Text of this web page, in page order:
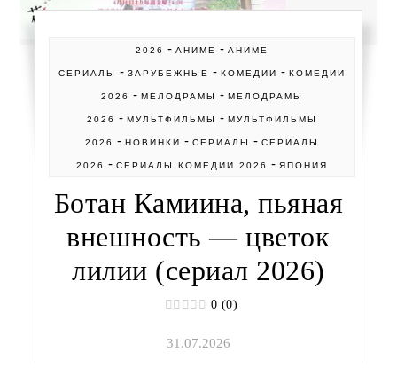
2026 -АНИМЕ -АНИМЕ
СЕРИАЛЫ -ЗАРУБЕЖНЫЕ -КОМЕДИИ -КОМЕДИИ
2026 -МЕЛОДРАМЫ -МЕЛОДРАМЫ
2026 -МУЛЬТФИЛЬМЫ -МУЛЬТФИЛЬМЫ
2026 -НОВИНКИ -СЕРИАЛЫ -СЕРИАЛЫ
2026 -СЕРИАЛЫ КОМЕДИИ 2026 -ЯПОНИЯ
Ботан Камиина, пьяная
внешность — цветок
лилии (сериал 2026)
0 (0)
31.07.2026